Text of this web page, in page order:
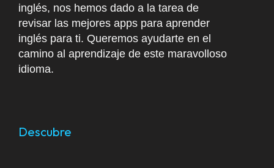
inglés, nos hemos dado a la tarea de
revisar las mejores apps para aprender
inglés para ti. Queremos ayudarte en el
camino al aprendizaje de este maravolloso
idioma.
Descubre